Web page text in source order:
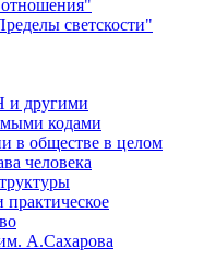
светскости"
и другими
кодами
в обществе в целом
человека
А.Сахарова